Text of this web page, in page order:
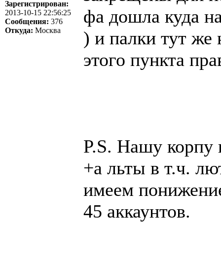
Зарегистрирован:
2013-10-15 22:56:25
Сообщения: 376
Откуда: Москва
фа дошла куда
) и палки тут же
этого пункта
P.S. Нашу корпу
+а льты в т.ч.
имеем
45 аккаунтов.